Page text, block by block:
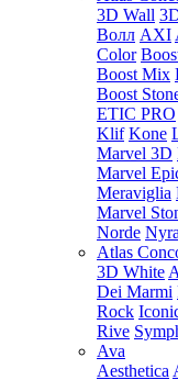
3D Wall
Волл AXI
Color
Boost Mix
Boost
ETIC PRO
Klif Kone
Marvel 3D
Marvel
Meraviglia
Marvel
Norde Nyra
Atlas
3D White
Dei Marmi
Rock
Rive
Ava
Aesthetica